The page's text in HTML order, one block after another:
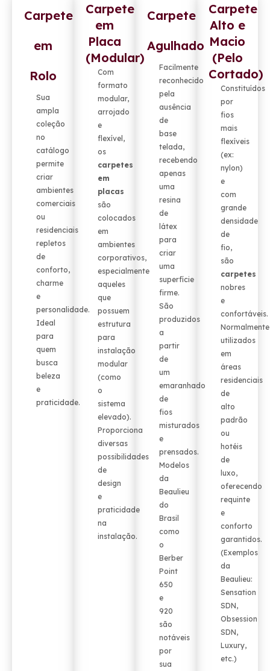
Carpete
em
Rolo
Sua
ampla
coleção
no
catálogo
permite
criar
ambientes
comerciais
ou
residenciais
repletos
de
conforto,
charme
e
personalidade.
Ideal
para
quem
busca
beleza
e
praticidade.
Carpete
em
Placa
(Modular)
Com
formato
modular,
arrojado
e
flexível,
os
carpetes
em
placas
são
colocados
em
ambientes
corporativos,
especialmente
aqueles
que
possuem
estrutura
para
instalação
modular
(como
o
sistema
elevado).
Proporciona
diversas
possibilidades
de
design
e
praticidade
na
instalação.
Carpete
Agulhado
Facilmente
reconhecido
pela
ausência
de
base
telada,
recebendo
apenas
uma
resina
de
látex
para
criar
uma
superfície
firme.
São
produzidos
a
partir
de
um
emaranhado
de
fios
misturados
e
prensados.
Modelos
da
Beaulieu
do
Brasil
como
o
Berber
Point
650
e
920
são
notáveis
por
sua
Carpete
Alto e
Macio
(Pelo
Cortado)
Constituídos
por
fios
mais
flexíveis
(ex:
nylon)
e
com
grande
densidade
de
fio,
são
carpetes
nobres
e
confortáveis.
Normalmente
utilizados
em
áreas
residenciais
de
alto
padrão
ou
hotéis
de
luxo,
oferecendo
requinte
e
conforto
garantidos.
(Exemplos
da
Beaulieu:
Sensation
SDN,
Obsession
SDN,
Luxury,
etc.)